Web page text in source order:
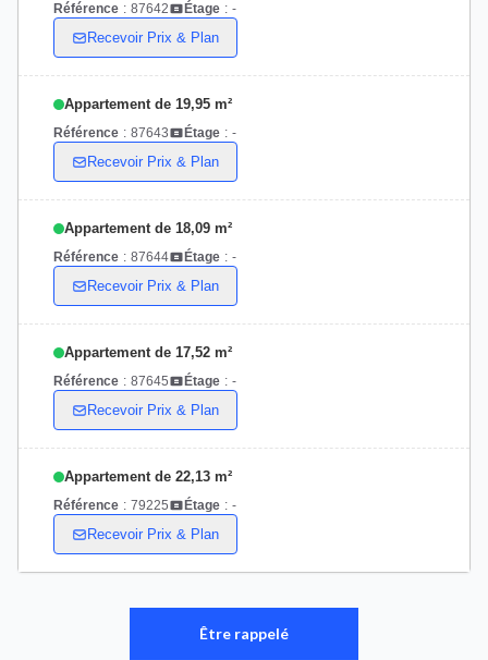
Référence : 87642 Étage : -
Recevoir Prix & Plan
Appartement de 19,95 m²
Référence : 87643 Étage : -
Recevoir Prix & Plan
Appartement de 18,09 m²
Référence : 87644 Étage : -
Recevoir Prix & Plan
Appartement de 17,52 m²
Référence : 87645 Étage : -
Recevoir Prix & Plan
Appartement de 22,13 m²
Référence : 79225 Étage : -
Recevoir Prix & Plan
Être rappelé